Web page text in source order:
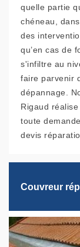
quelle partie
chéneau,
des
qu’en cas de
s'infiltre au
faire parvenir
dépannage.
Rigaud
toute
devis
Couvreur